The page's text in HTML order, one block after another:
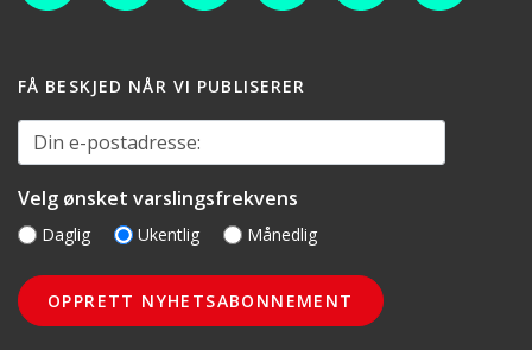
FÅ BESKJED NÅR VI PUBLISERER
Din e-postadresse:
Velg ønsket varslingsfrekvens
Daglig Ukentlig Månedlig